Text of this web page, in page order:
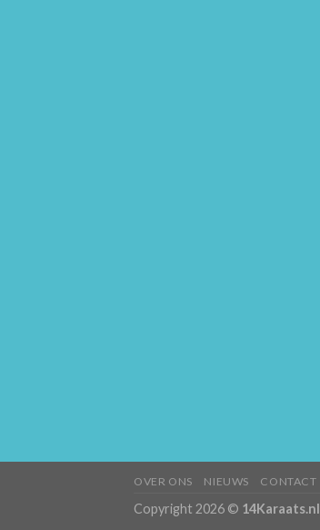
OVER ONS NIEUWS CONTACT
Copyright 2026 © 14Karaats.nl